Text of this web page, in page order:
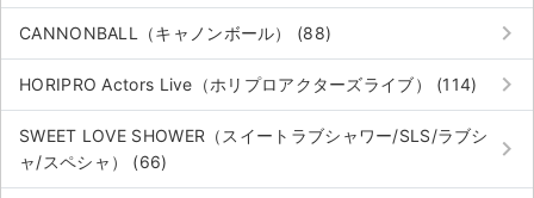
CANNONBALL（キャノンボール） (88) keyboard_arrow_right
HORIPRO Actors Live（ホリプロアクターズライブ） (114) keyboard_arrow_right
SWEET LOVE SHOWER（スイートラブシャワー/SLS/ラブシ
ャ/スペシャ） (66)
keyboard_arrow_right